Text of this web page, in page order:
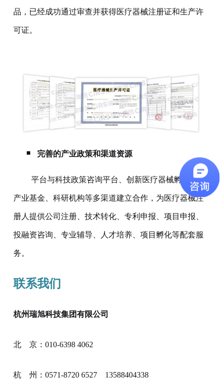
品，已经成功通过审查并获得医疗器械注册证和生产许
可证。
完善的产业政策和渠道资源
平台与科技政策咨询平台、创新医疗器械孵化器、
产业基金、科研机构等多渠道建立合作，为医疗器械注
册人提供公司注册、技术转化、专利申报、项目申报、
投融资咨询、专业辅导、人才培养、项目孵化等配套服
务。
联系我们
杭州瑞旭科技集团有限公司
北 京：010-6398 4062
杭 州：0571-8720 6527 13588404338